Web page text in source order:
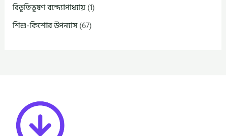
বিভূতিভূষণ বন্দ্যোপাধ্যায়(1)
শিশু-কিশোর উপন্যাস(67)